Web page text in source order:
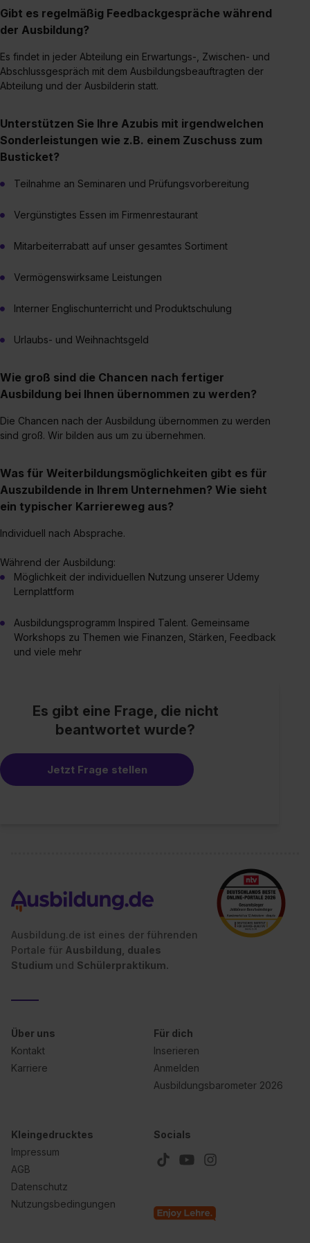
bestimmte Verwendungszwecke zulassen, triff deine
Auswahl über die Checkboxen und klick auf „Auswahl
der Kategorien „Präferenzen“, „Statistiken“ und „Social
Media und Marketing“ umfasst hierbei die Einwilligung
angemessenes Datenschutzniveau (EuGH – Schrems
II). Du kannst die von dir erteilte Einwilligung jederzeit mit
Wirkung für die Zukunft ganz oder teilweise über unsere
Datenschutzerklärung unter dem Punkt „Datenschutz-
einzelnen Cookies findest du durch Klick auf „Details
Impressum.
Gibt es regelmäßig Feedbackgespräche während
der Ausbildung?
Es findet in jeder Abteilung ein Erwartungs-, Zwischen- und
Abschlussgespräch mit dem Ausbildungsbeauftragten der
Abteilung und der Ausbilderin statt.
Unterstützen Sie Ihre Azubis mit irgendwelchen
Sonderleistungen wie z.B. einem Zuschuss zum
Busticket?
Teilnahme an Seminaren und Prüfungsvorbereitung
Vergünstigtes Essen im Firmenrestaurant
Mitarbeiterrabatt auf unser gesamtes Sortiment
Vermögenswirksame Leistungen
Interner Englischunterricht und Produktschulung
Urlaubs- und Weihnachtsgeld
Wie groß sind die Chancen nach fertiger
Ausbildung bei Ihnen übernommen zu werden?
Die Chancen nach der Ausbildung übernommen zu werden
sind groß. Wir bilden aus um zu übernehmen.
Was für Weiterbildungsmöglichkeiten gibt es für
Auszubildende in Ihrem Unternehmen? Wie sieht
ein typischer Karriereweg aus?
Individuell nach Absprache.
Während der Ausbildung:
Möglichkeit der individuellen Nutzung unserer Udemy
Lernplattform
Ausbildungsprogramm Inspired Talent. Gemeinsame
Workshops zu Themen wie Finanzen, Stärken, Feedback
und viele mehr
Es gibt eine Frage, die nicht
beantwortet wurde?
Jetzt Frage stellen
Ausbildung.de ist eines der führenden
Portale für Ausbildung, duales
Studium und Schülerpraktikum.
Über uns
Kontakt
Karriere
Für dich
Inserieren
Anmelden
Ausbildungsbarometer 2026
Kleingedrucktes
Impressum
AGB
Datenschutz
Nutzungsbedingungen
Socials